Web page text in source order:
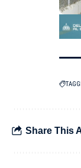
Share This